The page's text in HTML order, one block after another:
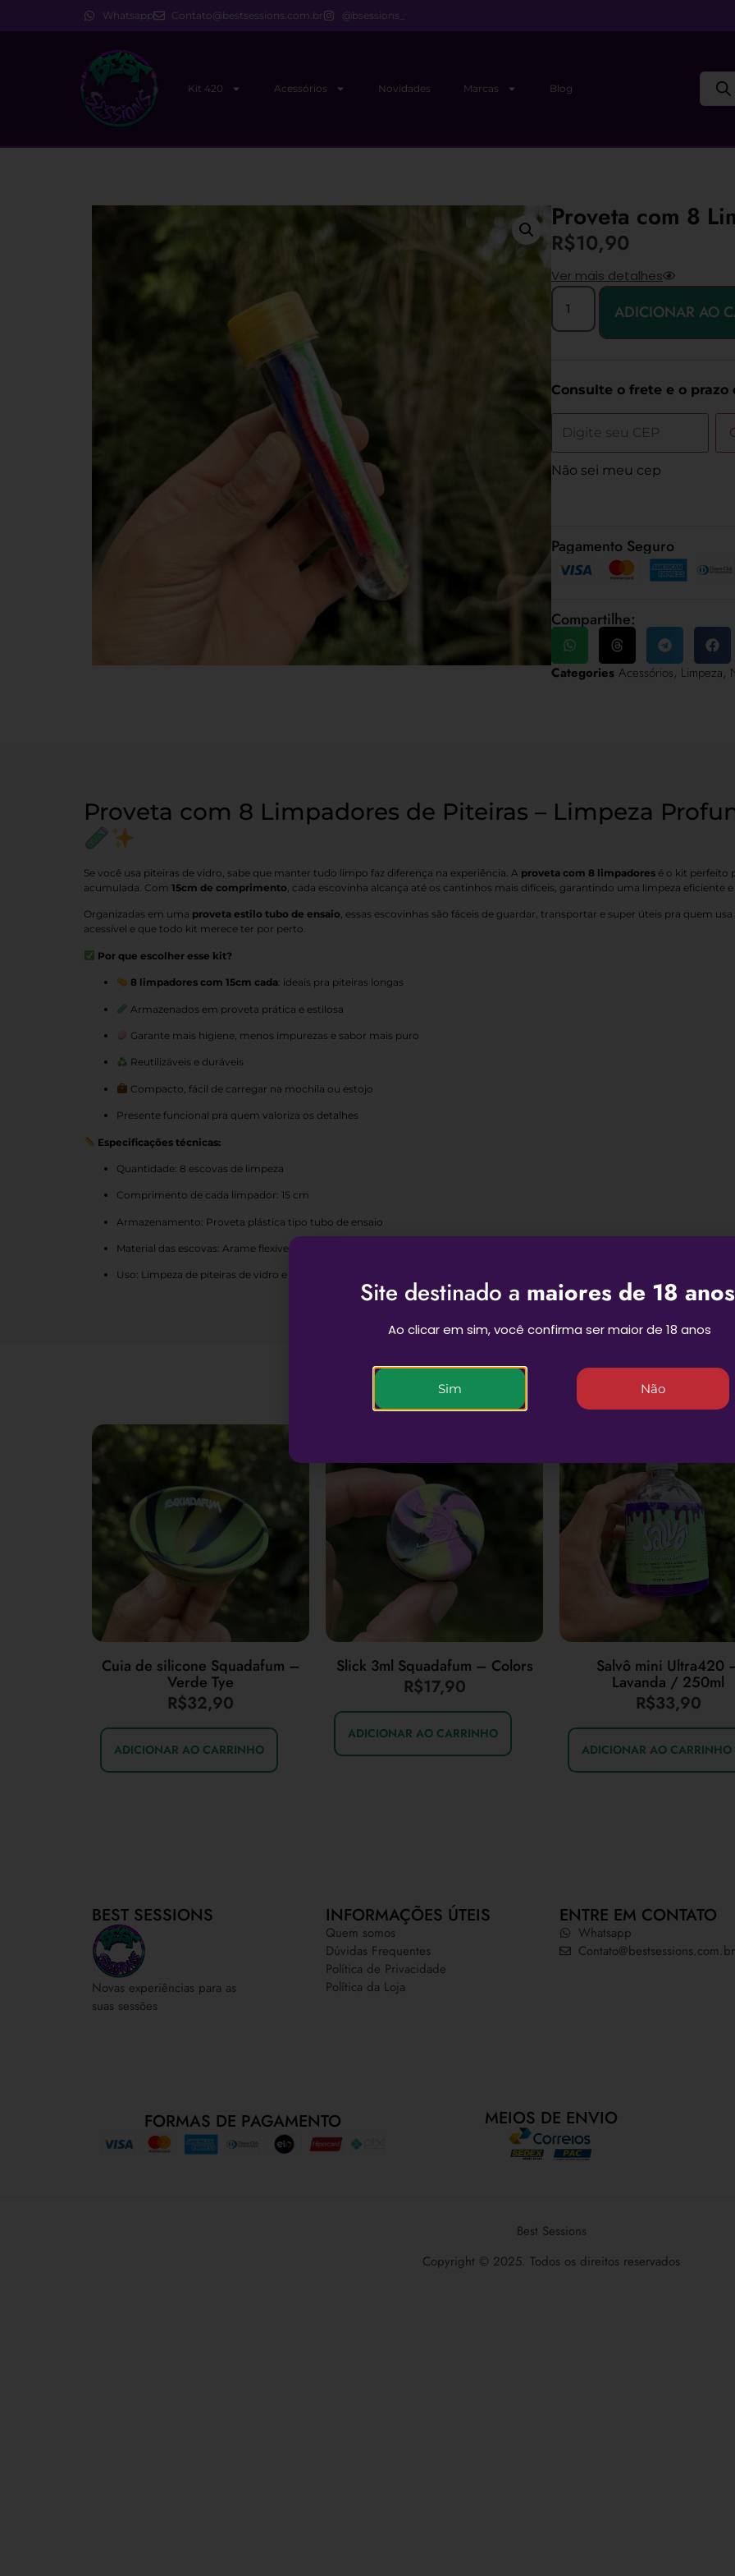
Whatsapp Contato@bestsessions.com.br @bsessions_
Kit 420 Acessórios Novidades Marcas Blog
Proveta com 8
R$10,90
Pagamento Seguro
Compartilhe:
Categories Acessórios, Limpeza,
Ver mais detalhes
ADICIONAR AO
Consulte o frete e o prazo
Não sei meu cep
Proveta com 8 Limpadores de Piteiras – Limpeza
Se você usa piteiras de vidro, sabe que manter tudo limpo faz diferença na experiência. A proveta com 8 limpadores é o kit perfeito
acumulada. Com 15cm de comprimento, cada escovinha alcança até os cantinhos mais difíceis, garantindo uma limpeza eficiente
Organizadas em uma proveta estilo tubo de ensaio, essas escovinhas são fáceis de guardar, transportar e super úteis pra quem
acessível e que todo kit merece ter por perto.
Por que escolher esse kit?
8 limpadores com 15cm cada: ideais pra piteiras longas
Armazenados em proveta prática e estilosa
Garante mais higiene, menos impurezas e sabor mais puro
Reutilizáveis e duráveis
Compacto, fácil de carregar na mochila ou estojo
Presente funcional pra quem valoriza os detalhes
Especificações técnicas:
Quantidade: 8 escovas de limpeza
Comprimento de cada limpador: 15 cm
Armazenamento: Proveta plástica tipo tubo de ensaio
Material das escovas: Arame flexível com cerdas sintéticas
Uso: Limpeza de piteiras de vidro e outros acessórios estreitos
Produtos Relacionados
Cuia de silicone Squadafum –
Verde Tye
R$32,90
ADICIONAR AO CARRINHO
Slick 3ml Squadafum – Colors
R$17,90
ADICIONAR AO CARRINHO
Salvô mini Ultra420
Lavanda / 250ml
R$33,90
ADICIONAR AO CARRINHO
BEST SESSIONS
Novas experiências para as
suas sessões
INFORMAÇÕES ÚTEIS
Quem somos
Dúvidas Frequentes
Política de Privacidade
Política da Loja
ENTRE EM CONTATO
Whatsapp
Contato@bestsessions.com.br
FORMAS DE PAGAMENTO MEIOS DE ENVIO
Best Sessions
Copyright © 2025. Todos os direitos reservados
Site destinado a maiores de 18
Ao clicar em sim, você confirma ser maior de 18 anos
Sim Não